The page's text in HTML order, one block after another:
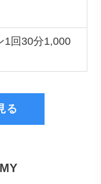
1回30分1,000
る